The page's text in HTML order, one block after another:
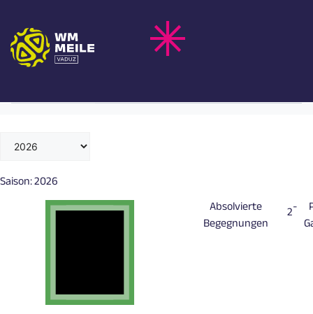
Inhalt
springen
SILVAN WIDMER
Saison:2026
Absolvierte
Begegnungen
2-